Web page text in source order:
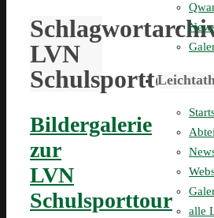
LVN
Schulsporttour
Bildergalerie
zur
LVN
Schulsporttour
alle